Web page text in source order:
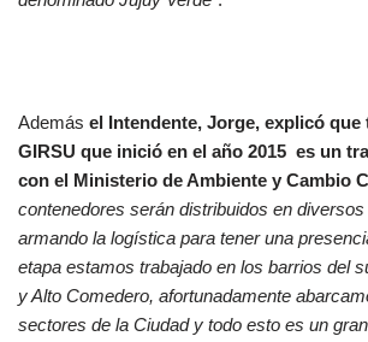
Además el Intendente, Jorge, explicó
GIRSU que inició en el año 2015 es un
con el Ministerio de Ambiente y Cambio
contenedores serán distribuidos en
armando la logística para tener una
etapa estamos trabajado en los barrios del
y Alto Comedero, afortunadamente
sectores de la Ciudad y todo esto es un